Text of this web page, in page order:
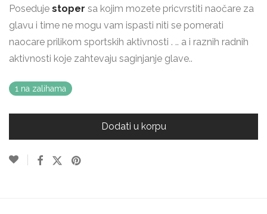
Poseduje stoper sa kojim mozete pricvrstiti naočare za
glavu i time ne mogu vam ispasti niti se pomerati
naocare prilikom sportskih aktivnosti . .. a i raznih radnih
aktivnosti koje zahtevaju saginjanje glave..
1 na zalihama
Dodati u korpu